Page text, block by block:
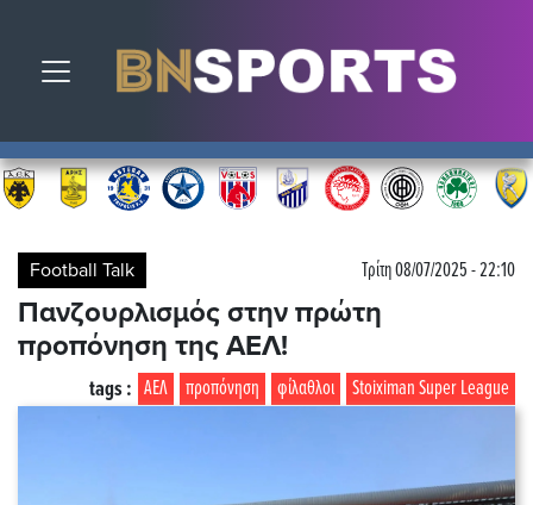
Toggle navigation
Football Talk Τρίτη 08/07/2025 - 22:10
Πανζουρλισμός στην πρώτη
προπόνηση της ΑΕΛ!
Stoiximan Super League
φίλαθλοι
προπόνηση
ΑΕΛ
tags :